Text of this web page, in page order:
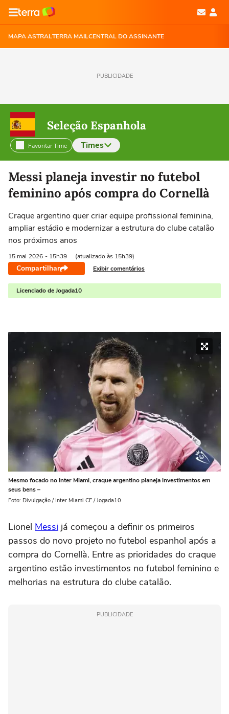
MAPA ASTRALTERRA MAILCENTRAL DO ASSINANTE
PUBLICIDADE
Seleção Espanhola
Favoritar Time Times
Selecione o time para ver as notícias
Messi planeja investir no futebol
feminino após compra do Cornellà
Craque argentino quer criar equipe profissional feminina,
ampliar estádio e modernizar a estrutura do clube catalão
nos próximos anos
15 mai 2026 - 15h39 (atualizado às 15h39)
Compartilhar Exibir comentários
Licenciado de Jogada10
Mesmo focado no Inter Miami, craque argentino planeja investimentos em
seus bens –
Foto: Divulgação / Inter Miami CF / Jogada10
Lionel Messi já começou a definir os primeiros
passos do novo projeto no futebol espanhol após a
compra do Cornellà. Entre as prioridades do craque
argentino estão investimentos no futebol feminino e
melhorias na estrutura do clube catalão.
PUBLICIDADE